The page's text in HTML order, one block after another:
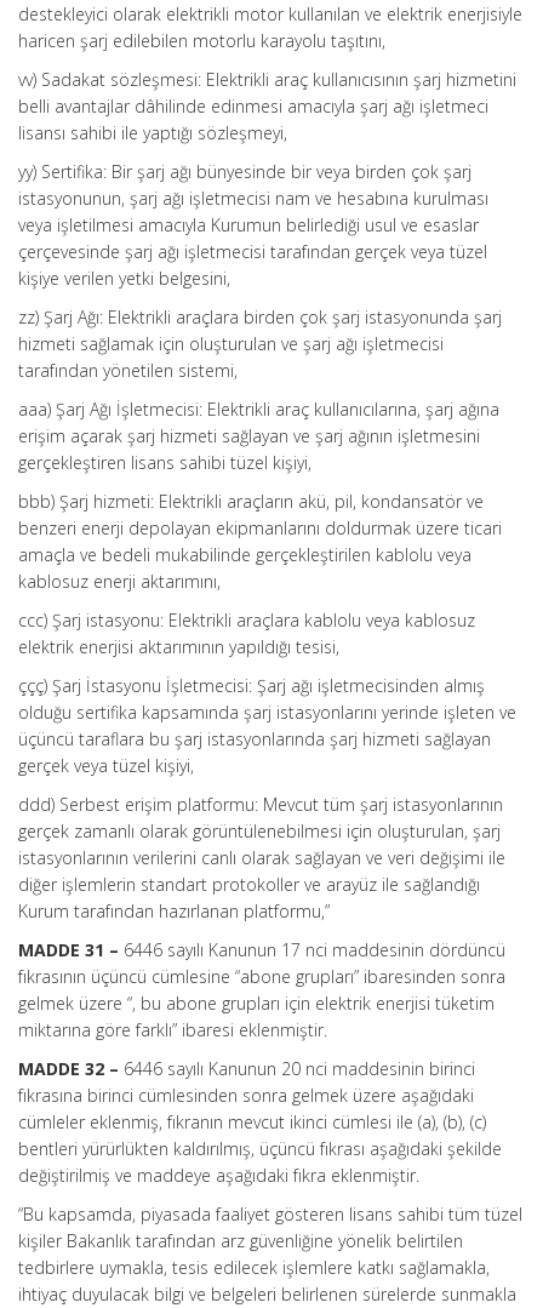
destekleyici olarak elektrikli motor kullanılan ve elektrik enerjisiyle
haricen şarj edilebilen motorlu karayolu taşıtını,
vv) Sadakat sözleşmesi: Elektrikli araç kullanıcısının şarj hizmetini
belli avantajlar dâhilinde edinmesi amacıyla şarj ağı işletmeci
lisansı sahibi ile yaptığı sözleşmeyi,
yy) Sertifika: Bir şarj ağı bünyesinde bir veya birden çok şarj
istasyonunun, şarj ağı işletmecisi nam ve hesabına kurulması
veya işletilmesi amacıyla Kurumun belirlediği usul ve esaslar
çerçevesinde şarj ağı işletmecisi tarafından gerçek veya tüzel
kişiye verilen yetki belgesini,
zz) Şarj Ağı: Elektrikli araçlara birden çok şarj istasyonunda şarj
hizmeti sağlamak için oluşturulan ve şarj ağı işletmecisi
tarafından yönetilen sistemi,
aaa) Şarj Ağı İşletmecisi: Elektrikli araç kullanıcılarına, şarj ağına
erişim açarak şarj hizmeti sağlayan ve şarj ağının işletmesini
gerçekleştiren lisans sahibi tüzel kişiyi,
bbb) Şarj hizmeti: Elektrikli araçların akü, pil, kondansatör ve
benzeri enerji depolayan ekipmanlarını doldurmak üzere ticari
amaçla ve bedeli mukabilinde gerçekleştirilen kablolu veya
kablosuz enerji aktarımını,
ccc) Şarj istasyonu: Elektrikli araçlara kablolu veya kablosuz
elektrik enerjisi aktarımının yapıldığı tesisi,
ççç) Şarj İstasyonu İşletmecisi: Şarj ağı işletmecisinden almış
olduğu sertifika kapsamında şarj istasyonlarını yerinde işleten ve
üçüncü taraflara bu şarj istasyonlarında şarj hizmeti sağlayan
gerçek veya tüzel kişiyi,
ddd) Serbest erişim platformu: Mevcut tüm şarj istasyonlarının
gerçek zamanlı olarak görüntülenebilmesi için oluşturulan, şarj
istasyonlarının verilerini canlı olarak sağlayan ve veri değişimi ile
diğer işlemlerin standart protokoller ve arayüz ile sağlandığı
Kurum tarafından hazırlanan platformu,”
MADDE 31 – 6446 sayılı Kanunun 17 nci maddesinin dördüncü
fıkrasının üçüncü cümlesine “abone grupları” ibaresinden sonra
gelmek üzere “, bu abone grupları için elektrik enerjisi tüketim
miktarına göre farklı” ibaresi eklenmiştir.
MADDE 32 – 6446 sayılı Kanunun 20 nci maddesinin birinci
fıkrasına birinci cümlesinden sonra gelmek üzere aşağıdaki
cümleler eklenmiş, fıkranın mevcut ikinci cümlesi ile (a), (b), (c)
bentleri yürürlükten kaldırılmış, üçüncü fıkrası aşağıdaki şekilde
değiştirilmiş ve maddeye aşağıdaki fıkra eklenmiştir.
“Bu kapsamda, piyasada faaliyet gösteren lisans sahibi tüm tüzel
kişiler Bakanlık tarafından arz güvenliğine yönelik belirtilen
tedbirlere uymakla, tesis edilecek işlemlere katkı sağlamakla,
ihtiyaç duyulacak bilgi ve belgeleri belirlenen sürelerde sunmakla